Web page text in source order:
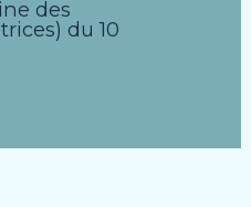
des
du 10